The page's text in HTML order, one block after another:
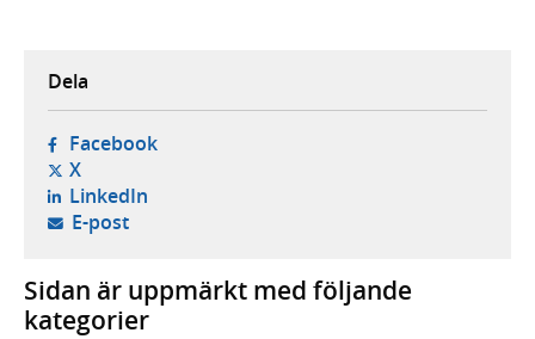
Dela
Facebook- öppnas i ny flik, extern webbplats,
X- öppnas i ny flik, extern webbplats,
LinkedIn- öppnas i ny flik, extern webbplats,
E-post- öppnar din e-postklient,
Sidan är uppmärkt med följande
kategorier